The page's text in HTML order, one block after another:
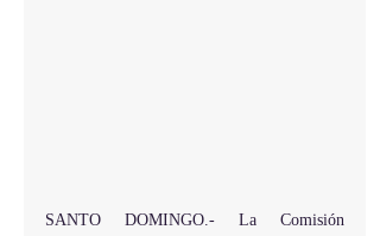
SANTO DOMINGO.- La Comisión